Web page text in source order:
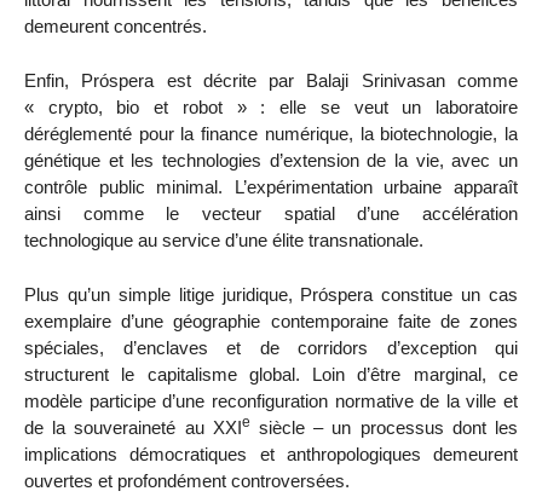
demeurent concentrés.
Enfin, Próspera est décrite par Balaji Srinivasan comme
« crypto, bio et robot » : elle se veut un laboratoire
déréglementé pour la finance numérique, la biotechnologie, la
génétique et les technologies d’extension de la vie, avec un
contrôle public minimal. L’expérimentation urbaine apparaît
ainsi comme le vecteur spatial d’une accélération
technologique au service d’une élite transnationale.
Plus qu’un simple litige juridique, Próspera constitue un cas
exemplaire d’une géographie contemporaine faite de zones
spéciales, d’enclaves et de corridors d’exception qui
structurent le capitalisme global. Loin d’être marginal, ce
modèle participe d’une reconfiguration normative de la ville et
de la souveraineté au XXIe siècle – un processus dont les
implications démocratiques et anthropologiques demeurent
ouvertes et profondément controversées.